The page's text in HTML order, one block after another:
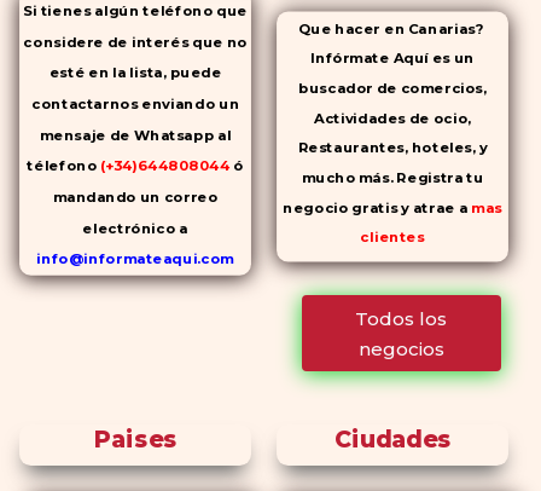
Si tienes algún teléfono que
considere de interés que no
esté en la lista, puede
contactarnos enviando un
mensaje de Whatsapp al
télefono (+34)644808044 ó
mandando un correo
electrónico a
info@informateaqui.com
Mientras que antes la
cambio de los tiempos ha
permitido la producción de
Que hacer en Canarias?
Infórmate Aquí es un
buscador de comercios,
Actividades de ocio,
Restaurantes, hoteles, y
mucho más. Registra tu
negocio gratis y atrae a mas
clientes
Todos los
negocios
Paises Ciudades